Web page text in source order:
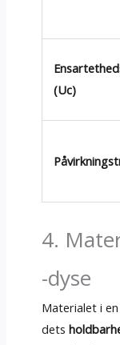
(Uc)
4.
-dyse
Materialet i
dets